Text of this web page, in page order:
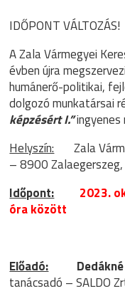
IDŐPONT VÁLTOZÁS!
A Zala Vármegyei
évben újra
humánerő-politikai,
dolgozó munkatársai
képzésért I.”
Helyszín: Zala
– 8900
Időpont:
2023.
óra között
Előadó: Dedákné
tanácsadó – SALDO